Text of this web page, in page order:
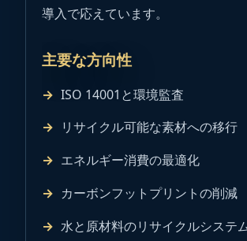
導入で応えています。
主要な方向性
ISO 14001と環境監査
リサイクル可能な素材への移行
エネルギー消費の最適化
カーボンフットプリントの削減
水と原材料のリサイクルシステ